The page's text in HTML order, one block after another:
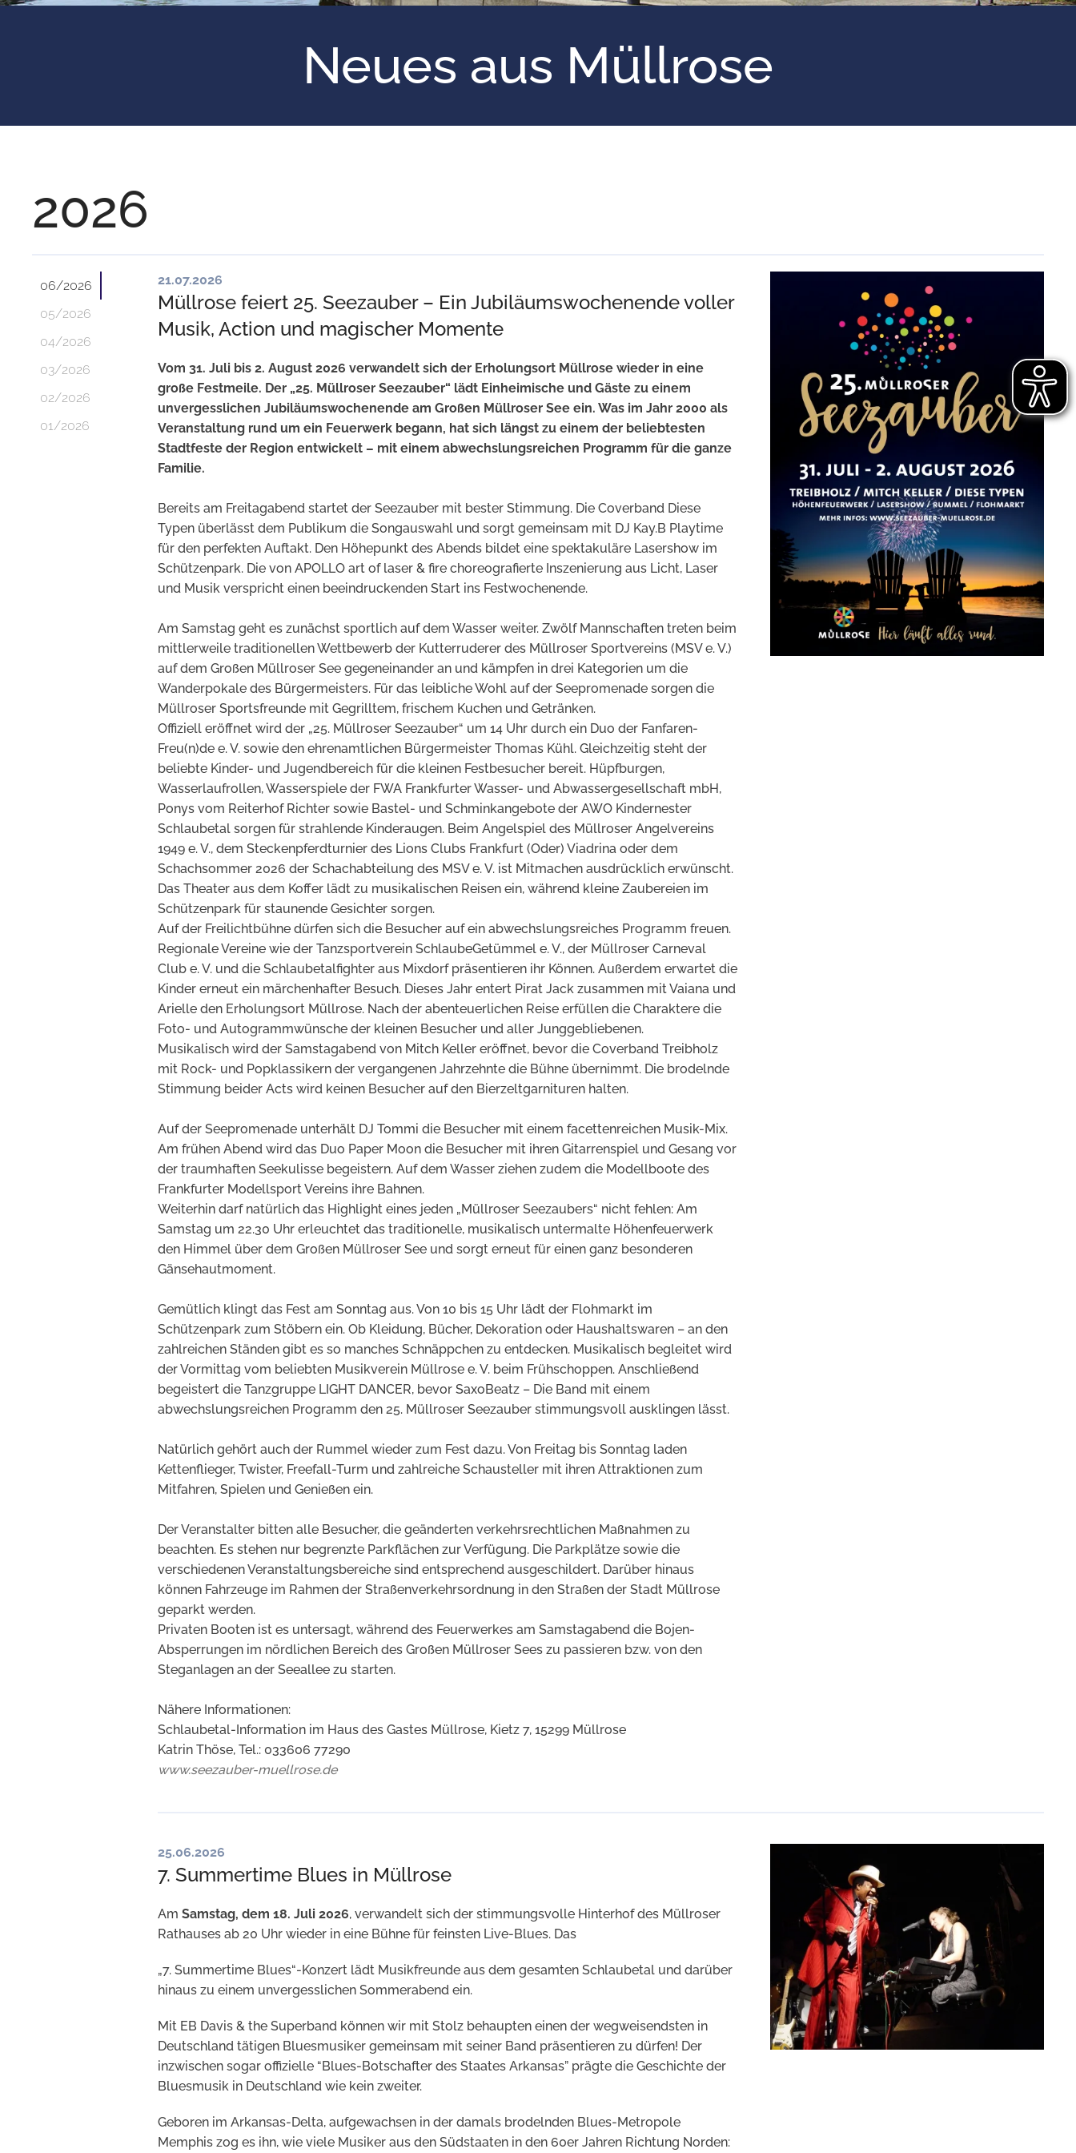
Neues aus Müllrose
2026
06/2026
05/2026
04/2026
03/2026
02/2026
01/2026
21.07.2026
Müllrose feiert 25. Seezauber – Ein Jubiläumswochenende voller
Musik, Action und magischer Momente
Vom 31. Juli bis 2. August 2026 verwandelt sich der Erholungsort Müllrose wieder in eine
große Festmeile. Der „25. Müllroser Seezauber“ lädt Einheimische und Gäste zu einem
unvergesslichen Jubiläumswochenende am Großen Müllroser See ein. Was im Jahr 2000 als
Veranstaltung rund um ein Feuerwerk begann, hat sich längst zu einem der beliebtesten
Stadtfeste der Region entwickelt – mit einem abwechslungsreichen Programm für die ganze
Familie.
Bereits am Freitagabend startet der Seezauber mit bester Stimmung. Die Coverband Diese
Typen überlässt dem Publikum die Songauswahl und sorgt gemeinsam mit DJ Kay.B Playtime
für den perfekten Auftakt. Den Höhepunkt des Abends bildet eine spektakuläre Lasershow im
Schützenpark. Die von APOLLO art of laser & fire choreografierte Inszenierung aus Licht, Laser
und Musik verspricht einen beeindruckenden Start ins Festwochenende.
Am Samstag geht es zunächst sportlich auf dem Wasser weiter. Zwölf Mannschaften treten beim
mittlerweile traditionellen Wettbewerb der Kutterruderer des Müllroser Sportvereins (MSV e. V.)
auf dem Großen Müllroser See gegeneinander an und kämpfen in drei Kategorien um die
Wanderpokale des Bürgermeisters. Für das leibliche Wohl auf der Seepromenade sorgen die
Müllroser Sportsfreunde mit Gegrilltem, frischem Kuchen und Getränken.
Offiziell eröffnet wird der „25. Müllroser Seezauber“ um 14 Uhr durch ein Duo der Fanfaren-
Freu(n)de e. V. sowie den ehrenamtlichen Bürgermeister Thomas Kühl. Gleichzeitig steht der
beliebte Kinder- und Jugendbereich für die kleinen Festbesucher bereit. Hüpfburgen,
Wasserlaufrollen, Wasserspiele der FWA Frankfurter Wasser- und Abwassergesellschaft mbH,
Ponys vom Reiterhof Richter sowie Bastel- und Schminkangebote der AWO Kindernester
Schlaubetal sorgen für strahlende Kinderaugen. Beim Angelspiel des Müllroser Angelvereins
1949 e. V., dem Steckenpferdturnier des Lions Clubs Frankfurt (Oder) Viadrina oder dem
Schachsommer 2026 der Schachabteilung des MSV e. V. ist Mitmachen ausdrücklich erwünscht.
Das Theater aus dem Koffer lädt zu musikalischen Reisen ein, während kleine Zaubereien im
Schützenpark für staunende Gesichter sorgen.
Auf der Freilichtbühne dürfen sich die Besucher auf ein abwechslungsreiches Programm freuen.
Regionale Vereine wie der Tanzsportverein SchlaubeGetümmel e. V., der Müllroser Carneval
Club e. V. und die Schlaubetalfighter aus Mixdorf präsentieren ihr Können. Außerdem erwartet die
Kinder erneut ein märchenhafter Besuch. Dieses Jahr entert Pirat Jack zusammen mit Vaiana und
Arielle den Erholungsort Müllrose. Nach der abenteuerlichen Reise erfüllen die Charaktere die
Foto- und Autogrammwünsche der kleinen Besucher und aller Junggebliebenen.
Musikalisch wird der Samstagabend von Mitch Keller eröffnet, bevor die Coverband Treibholz
mit Rock- und Popklassikern der vergangenen Jahrzehnte die Bühne übernimmt. Die brodelnde
Stimmung beider Acts wird keinen Besucher auf den Bierzeltgarnituren halten.
Auf der Seepromenade unterhält DJ Tommi die Besucher mit einem facettenreichen Musik-Mix.
Am frühen Abend wird das Duo Paper Moon die Besucher mit ihren Gitarrenspiel und Gesang vor
der traumhaften Seekulisse begeistern. Auf dem Wasser ziehen zudem die Modellboote des
Frankfurter Modellsport Vereins ihre Bahnen.
Weiterhin darf natürlich das Highlight eines jeden „Müllroser Seezaubers“ nicht fehlen: Am
Samstag um 22.30 Uhr erleuchtet das traditionelle, musikalisch untermalte Höhenfeuerwerk
den Himmel über dem Großen Müllroser See und sorgt erneut für einen ganz besonderen
Gänsehautmoment.
Gemütlich klingt das Fest am Sonntag aus. Von 10 bis 15 Uhr lädt der Flohmarkt im
Schützenpark zum Stöbern ein. Ob Kleidung, Bücher, Dekoration oder Haushaltswaren – an den
zahlreichen Ständen gibt es so manches Schnäppchen zu entdecken. Musikalisch begleitet wird
der Vormittag vom beliebten Musikverein Müllrose e. V. beim Frühschoppen. Anschließend
begeistert die Tanzgruppe LIGHT DANCER, bevor SaxoBeatz – Die Band mit einem
abwechslungsreichen Programm den 25. Müllroser Seezauber stimmungsvoll ausklingen lässt.
Natürlich gehört auch der Rummel wieder zum Fest dazu. Von Freitag bis Sonntag laden
Kettenflieger, Twister, Freefall-Turm und zahlreiche Schausteller mit ihren Attraktionen zum
Mitfahren, Spielen und Genießen ein.
Der Veranstalter bitten alle Besucher, die geänderten verkehrsrechtlichen Maßnahmen zu
beachten. Es stehen nur begrenzte Parkflächen zur Verfügung. Die Parkplätze sowie die
verschiedenen Veranstaltungsbereiche sind entsprechend ausgeschildert. Darüber hinaus
können Fahrzeuge im Rahmen der Straßenverkehrsordnung in den Straßen der Stadt Müllrose
geparkt werden.
Privaten Booten ist es untersagt, während des Feuerwerkes am Samstagabend die Bojen-
Absperrungen im nördlichen Bereich des Großen Müllroser Sees zu passieren bzw. von den
Steganlagen an der Seeallee zu starten.
Nähere Informationen:
Schlaubetal-Information im Haus des Gastes Müllrose, Kietz 7, 15299 Müllrose
Katrin Thöse, Tel.: 033606 77290
www.seezauber-muellrose.de
25.06.2026
7. Summertime Blues in Müllrose
Am Samstag, dem 18. Juli 2026, verwandelt sich der stimmungsvolle Hinterhof des Müllroser
Rathauses ab 20 Uhr wieder in eine Bühne für feinsten Live-Blues. Das
„7. Summertime Blues“-Konzert lädt Musikfreunde aus dem gesamten Schlaubetal und darüber
hinaus zu einem unvergesslichen Sommerabend ein.
Mit EB Davis & the Superband können wir mit Stolz behaupten einen der wegweisendsten in
Deutschland tätigen Bluesmusiker gemeinsam mit seiner Band präsentieren zu dürfen! Der
inzwischen sogar offizielle “Blues-Botschafter des Staates Arkansas” prägte die Geschichte der
Bluesmusik in Deutschland wie kein zweiter.
Geboren im Arkansas-Delta, aufgewachsen in der damals brodelnden Blues-Metropole
Memphis zog es ihn, wie viele Musiker aus den Südstaaten in den 60er Jahren Richtung Norden: